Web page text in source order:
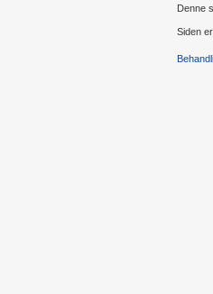
Denne
Siden